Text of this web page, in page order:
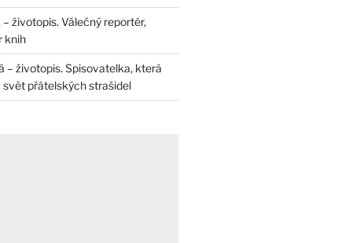
životopis. Válečný reportér,
knih
– životopis. Spisovatelka, která
přátelských strašidel